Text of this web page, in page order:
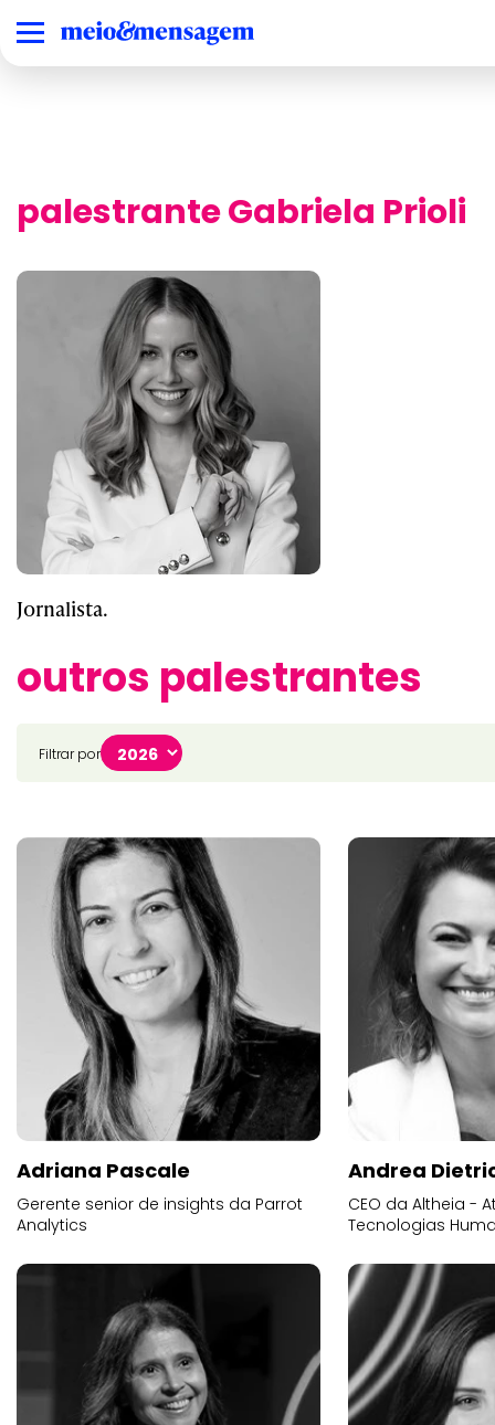
palestrante Gabriela Prioli
Jornalista.
outros palestrantes
Filtrar por
Adriana Pascale
Gerente senior de insights da Parrot
Analytics
Andrea
CEO da Altheia -
Tecnologias